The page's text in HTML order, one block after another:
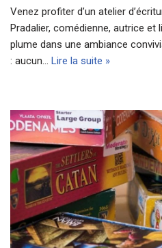
Venez profiter d’un atelier
Pradalier, comédienne, autrice et
plume dans une ambiance
: aucun… Lire la suite »